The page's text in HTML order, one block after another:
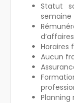
Statut
semaine
Horaires
Aucun
Planning